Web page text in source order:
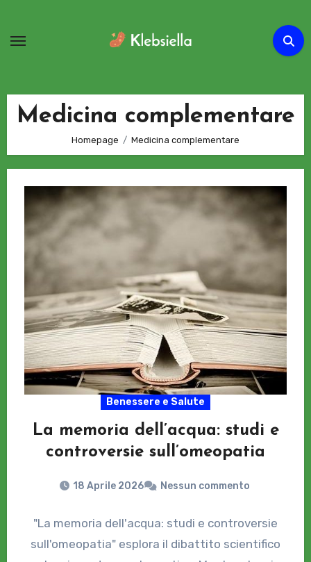
contenuto
Medicina complementare
Homepage Medicina complementare
Benessere e Salute
La memoria dell’acqua: studi e
controversie sull’omeopatia
18 Aprile 2026 Nessun commento
"La memoria dell'acqua: studi e controversie
sull'omeopatia" esplora il dibattito scientifico